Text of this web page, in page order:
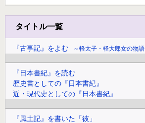
タイトル一覧
『古事記』をよむ
軽太子・軽大郎女の物語
『日本書紀』を読む
歴史書としての『日本書紀』
近・現代史としての『日本書紀』
『風土記』を書いた「彼」